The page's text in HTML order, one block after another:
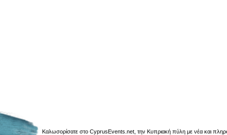
Καλωσορίσατε στο CyprusEvents.net, την Κυπριακή πύλη με νέα και